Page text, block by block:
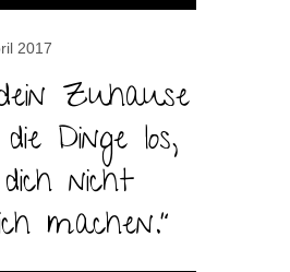
2017
Zuhause
Dinge los,
nicht
machen.“